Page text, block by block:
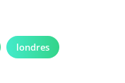
londres